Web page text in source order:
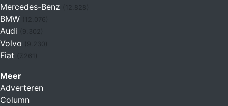
Mercedes-Benz
BMW (12.076)
Audi
Volvo
Fiat (7.261)
Meer
Adverteren
Column